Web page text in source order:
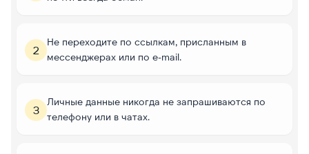
2
Не переходите по ссылкам, присланным в
мессенджерах или по e-mail.
3
Личные данные никогда не запрашиваются по
телефону или в чатах.